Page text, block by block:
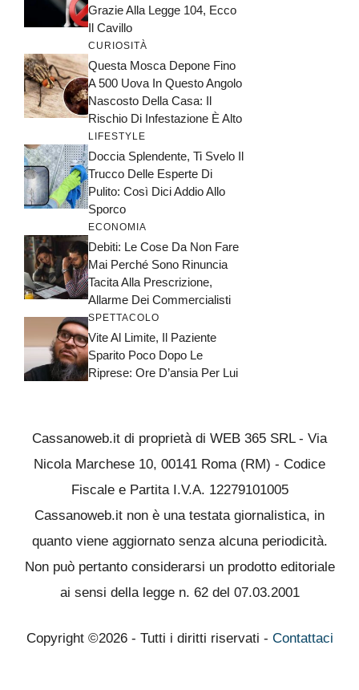
Grazie Alla Legge 104, Ecco
Il Cavillo
CURIOSITÀ
Questa Mosca Depone Fino
A 500 Uova In Questo Angolo
Nascosto Della Casa: Il
Rischio Di Infestazione È Alto
LIFESTYLE
Doccia Splendente, Ti Svelo Il
Trucco Delle Esperte Di
Pulito: Così Dici Addio Allo
Sporco
ECONOMIA
Debiti: Le Cose Da Non Fare
Mai Perché Sono Rinuncia
Tacita Alla Prescrizione,
Allarme Dei Commercialisti
SPETTACOLO
Vite Al Limite, Il Paziente
Sparito Poco Dopo Le
Riprese: Ore D’ansia Per Lui
Cassanoweb.it di proprietà di WEB 365 SRL - Via
Nicola Marchese 10, 00141 Roma (RM) - Codice
Fiscale e Partita I.V.A. 12279101005
Cassanoweb.it non è una testata giornalistica, in
quanto viene aggiornato senza alcuna periodicità.
Non può pertanto considerarsi un prodotto editoriale
ai sensi della legge n. 62 del 07.03.2001
Copyright ©2026 - Tutti i diritti riservati - Contattaci